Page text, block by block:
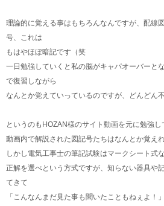
理論的に覚える事はもちろんなんですが、配線
号、これは
もはやほぼ暗記です（笑
一日勉強していくと私の脳がキャパオーバーと
で復習しながら
なんとか覚えていっているのですが、どんどん
というのもHOZAN様のサイト動画を元に勉強
動画内で解説された図記号たちはなんとか覚えれ
しかし電気工事士の筆記試験はマークシート式
正解を選べという方式ですが、知らない器具や
てきて
「こんなんまだ見た事も聞いたこともねぇよ！